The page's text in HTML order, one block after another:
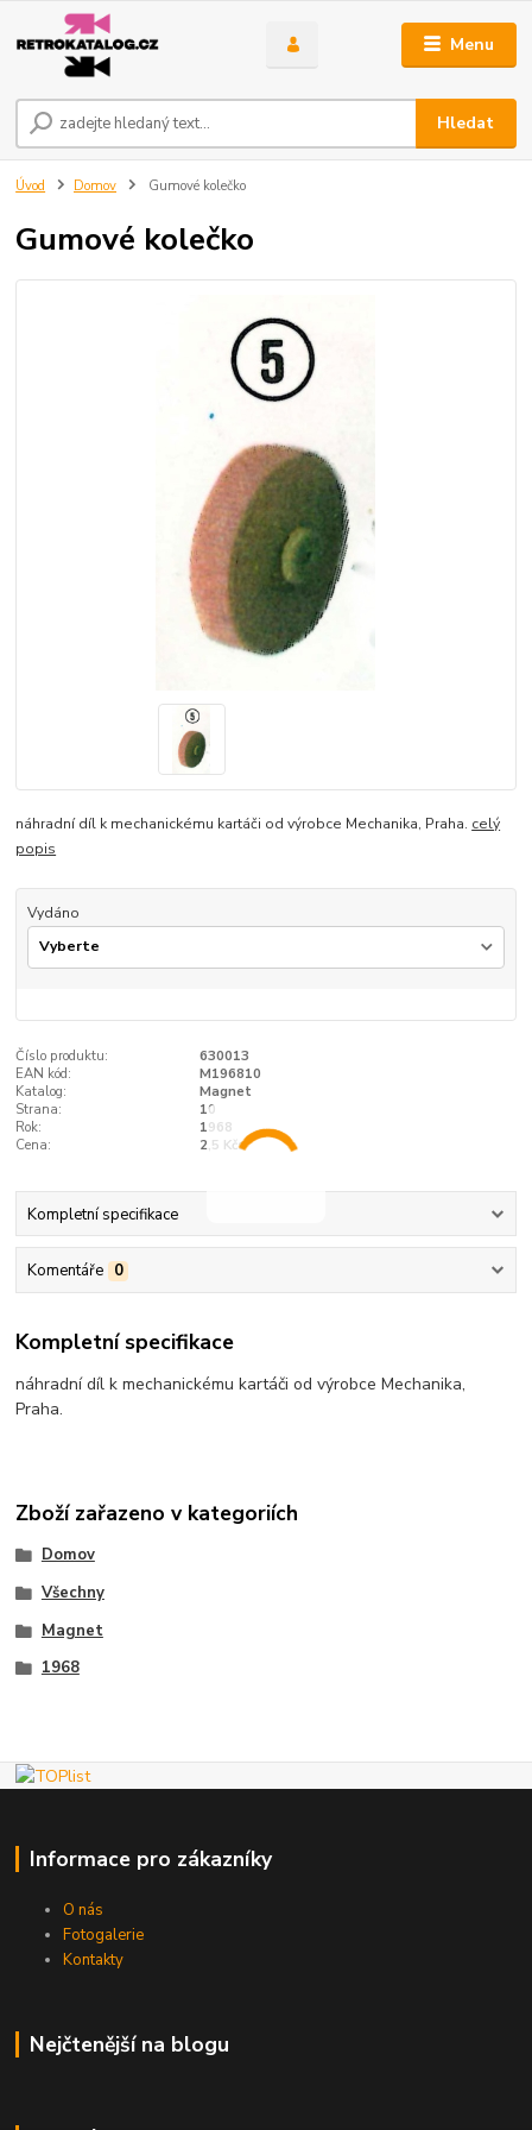
Menu
Hledat
Úvod Domov Gumové kolečko
Gumové kolečko
náhradní díl k mechanickému kartáči od výrobce Mechanika, Praha. celý
popis
Vydáno
Číslo produktu:
630013
EAN kód:
M196810
Katalog:
Magnet
Strana:
10
Rok:
1968
Cena:
2,5 Kčs
Kompletní specifikace
Komentáře 0
Kompletní specifikace
náhradní díl k mechanickému kartáči od výrobce Mechanika,
Praha.
Zboží zařazeno v kategoriích
Domov
Všechny
Magnet
1968
Informace pro zákazníky
O nás
Fotogalerie
Kontakty
Nejčtenější na blogu